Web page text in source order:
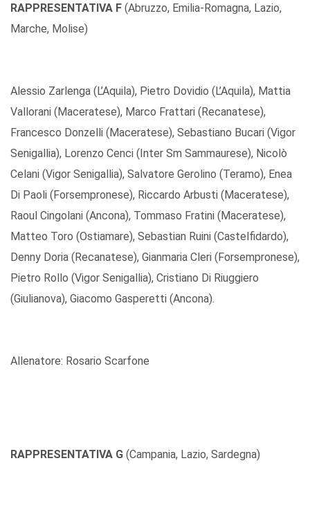
RAPPRESENTATIVA F (Abruzzo, Emilia-Romagna, Lazio,
Marche, Molise)
Alessio Zarlenga (L’Aquila), Pietro Dovidio (L’Aquila), Mattia
Vallorani (Maceratese), Marco Frattari (Recanatese),
Francesco Donzelli (Maceratese), Sebastiano Bucari (Vigor
Senigallia), Lorenzo Cenci (Inter Sm Sammaurese), Nicolò
Celani (Vigor Senigallia), Salvatore Gerolino (Teramo), Enea
Di Paoli (Forsempronese), Riccardo Arbusti (Maceratese),
Raoul Cingolani (Ancona), Tommaso Fratini (Maceratese),
Matteo Toro (Ostiamare), Sebastian Ruini (Castelfidardo),
Denny Doria (Recanatese), Gianmaria Cleri (Forsempronese),
Pietro Rollo (Vigor Senigallia), Cristiano Di Riuggiero
(Giulianova), Giacomo Gasperetti (Ancona).
Allenatore: Rosario Scarfone
RAPPRESENTATIVA G (Campania, Lazio, Sardegna)